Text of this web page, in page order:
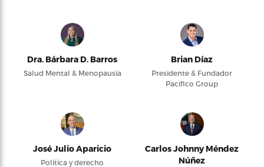
Dra. Bárbara D. Barros
Salud Mental & Menopausia
Brian Díaz
Presidente & Fundador
Pacifico Group
José Julio Aparicio
Política y derecho
Carlos Johnny Méndez
Núñez